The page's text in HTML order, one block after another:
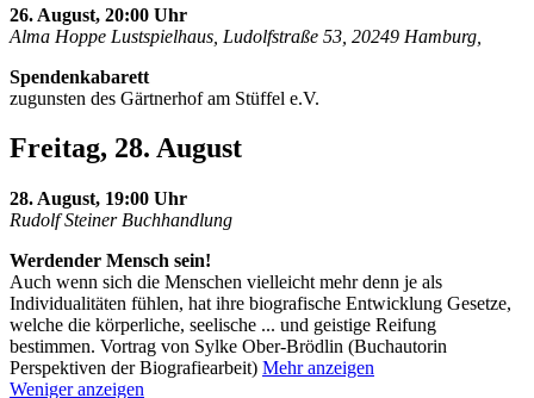
26. August, 20:00 Uhr
Alma Hoppe Lustspielhaus, Ludolfstraße 53, 20249 Hamburg,
Spendenkabarett
zugunsten des Gärtnerhof am Stüffel e.V.
Freitag, 28. August
28. August, 19:00 Uhr
Rudolf Steiner Buchhandlung
Werdender Mensch sein!
Auch wenn sich die Menschen vielleicht mehr denn je als
Individualitäten fühlen, hat ihre biografische Entwicklung Gesetze,
welche die körperliche, seelische ... und geistige Reifung
bestimmen. Vortrag von Sylke Ober-Brödlin (Buchautorin
Perspektiven der Biografiearbeit) Mehr anzeigen
Weniger anzeigen